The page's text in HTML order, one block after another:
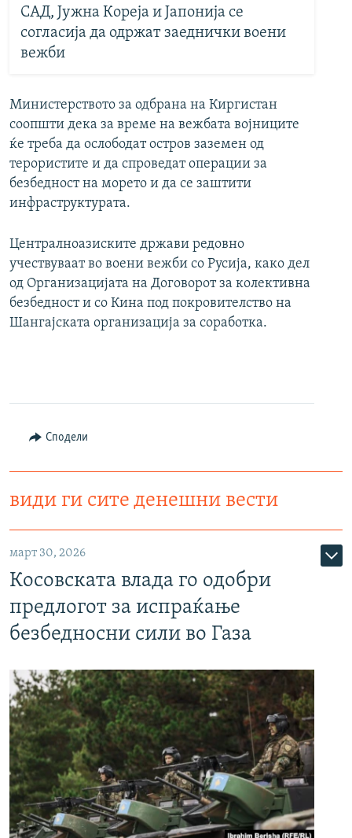
САД, Јужна Кореја и Јапонија се
согласија да одржат заеднички воени
вежби
Министерството за одбрана на Киргистан
соопшти дека за време на вежбата војниците
ќе треба да ослободат остров заземен од
терористите и да спроведат операции за
безбедност на морето и да се заштити
инфраструктурата.
Централноазиските држави редовно
учествуваат во воени вежби со Русија, како дел
од Организацијата на Договорот за колективна
безбедност и со Кина под покровителство на
Шангајската организација за соработка.
Сподели
види ги сите денешни вести
март 30, 2026
Косовската влада го одобри
предлогот за испраќање
безбедносни сили во Газа